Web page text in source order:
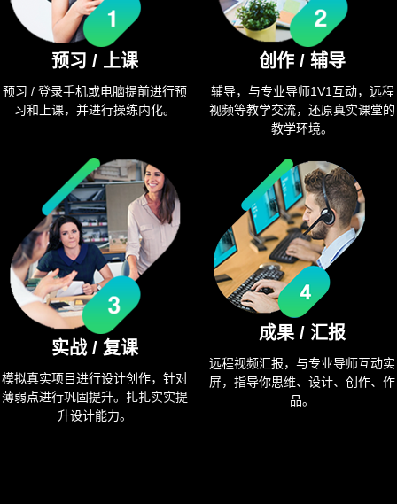
预习 / 上课
预习 / 登录手机或电脑提前进行预
习和上课，并进行操练内化。
创作 / 辅导
辅导，与专业导师1V1互动，远程
视频等教学交流，还原真实课堂的
教学环境。
实战 / 复课
模拟真实项目进行设计创作，针对
薄弱点进行巩固提升。扎扎实实提
升设计能力。
成果 / 汇报
远程视频汇报，与专业导师互动实
屏，指导你思维、设计、创作、作
品。